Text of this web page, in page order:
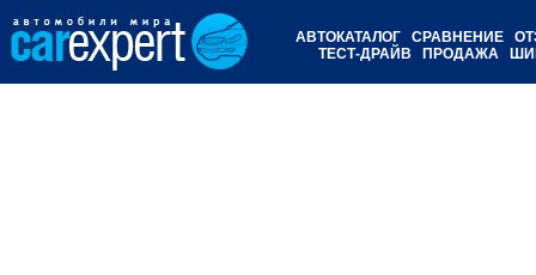
АВТОКАТАЛОГ СРАВНЕНИЕ
ТЕСТ-ДРАЙВ
ПРОДАЖА